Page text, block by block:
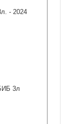
- 2024
3л